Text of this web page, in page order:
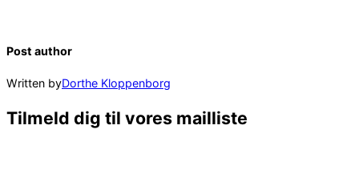
Post author
Written byDorthe Kloppenborg
Tilmeld dig til vores mailliste